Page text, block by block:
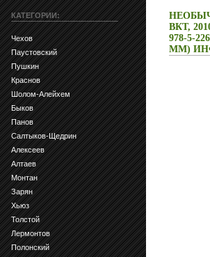
КАТЕГОРИИ:
Чехов
Паустовский
Пушкин
Краснов
Шолом-Алейхем
Быков
Панов
Салтыков-Щедрин
Алексеев
Алтаев
Монтан
Зарян
Хьюз
Толстой
Лермонтов
Полонский
ВКТ,
978-5-
ММ)